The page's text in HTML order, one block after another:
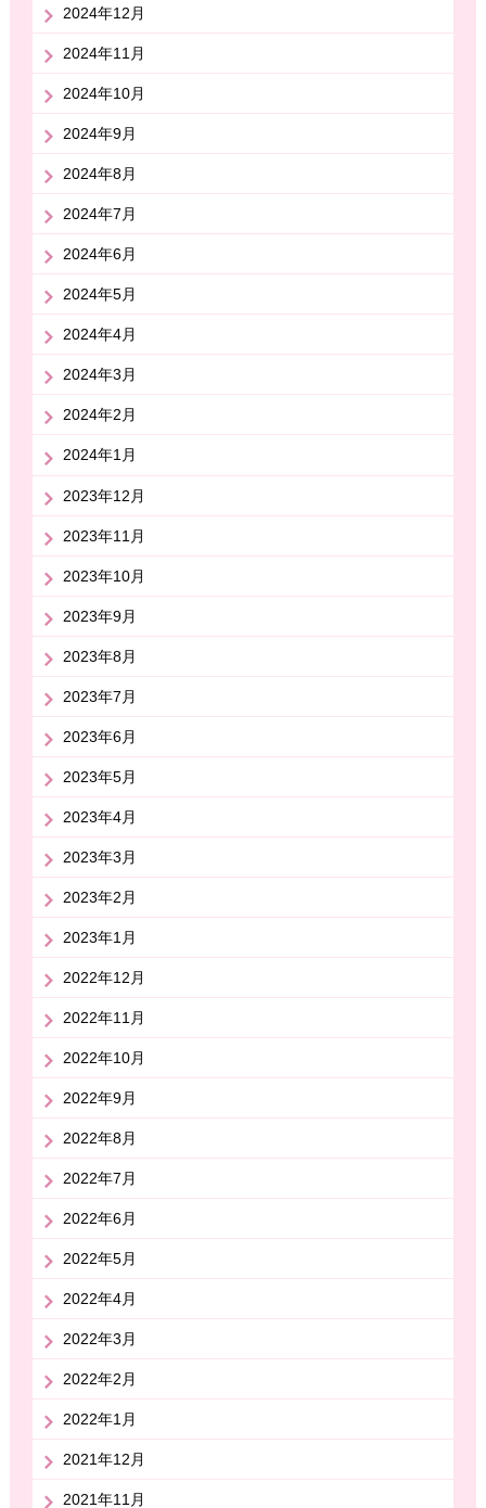
2024年12月
2024年11月
2024年10月
2024年9月
2024年8月
2024年7月
2024年6月
2024年5月
2024年4月
2024年3月
2024年2月
2024年1月
2023年12月
2023年11月
2023年10月
2023年9月
2023年8月
2023年7月
2023年6月
2023年5月
2023年4月
2023年3月
2023年2月
2023年1月
2022年12月
2022年11月
2022年10月
2022年9月
2022年8月
2022年7月
2022年6月
2022年5月
2022年4月
2022年3月
2022年2月
2022年1月
2021年12月
2021年11月